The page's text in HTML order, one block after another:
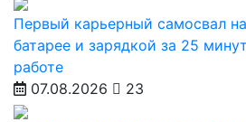
Первый карьерный самосвал
батарее и зарядкой за 25
работе
07.08.2026
23